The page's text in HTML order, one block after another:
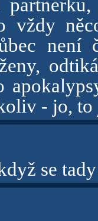
vždy
není
- jo,
se